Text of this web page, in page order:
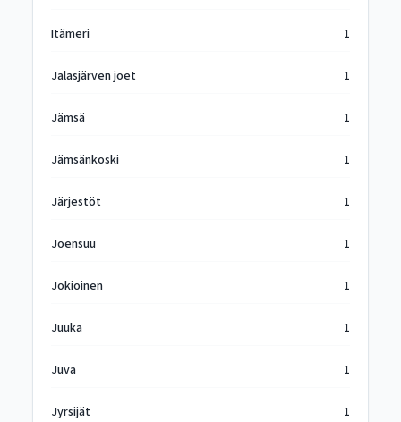
Itämeri 1
Jalasjärven joet 1
Jämsä 1
Jämsänkoski 1
Järjestöt 1
Joensuu 1
Jokioinen 1
Juuka 1
Juva 1
Jyrsijät 1